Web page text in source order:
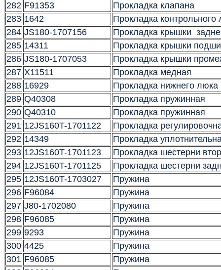
282 F91353
Прокладка клапана
283 1642
Прокладка контрольного
284 JS180-1707156
Прокладка крышки
285 14311
Прокладка крышки
286 JS180-1707053
Прокладка крышки
287 X11511
Прокладка медная
288 16929
Прокладка нижнего
289 Q40308
Прокладка пружинная
290 Q40310
Прокладка пружинная
291 12JS160T-1701122
Прокладка
292 14349
Прокладка
293 12JS160T-1701123
Прокладка шестерни
294 12JS160T-1701125
Прокладка шестерни
295 12JS160T-1703027
Пружина
296 F96084
Пружина
297 J80-1702080
Пружина
298 F96085
Пружина
299 9293
Пружина
300 4425
Пружина
301 F96085
Пружина